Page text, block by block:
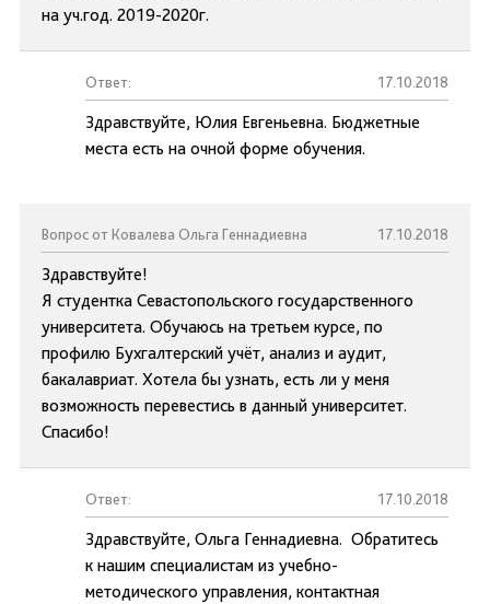
на уч.год. 2019-2020г.
Ответ: 17.10.2018
Здравствуйте, Юлия Евгеньевна. Бюджетные
места есть на очной форме обучения.
Вопрос от Ковалева Ольга Геннадиевна 17.10.2018
Здравствуйте!
Я студентка Севастопольского государственного
университета. Обучаюсь на третьем курсе, по
профилю Бухгалтерский учёт, анализ и аудит,
бакалавриат. Хотела бы узнать, есть ли у меня
возможность перевестись в данный университет.
Спасибо!
Ответ: 17.10.2018
Здравствуйте, Ольга Геннадиевна. Обратитесь
к нашим специалистам из учебно-
методического управления, контактная